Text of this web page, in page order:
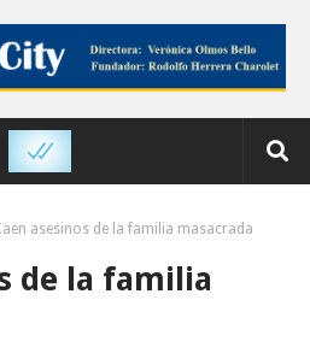
asesinos de la familia masacrada
de la familia